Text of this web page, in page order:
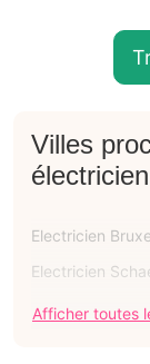
Villes
électricien
Electricien
Electricien
Afficher toutes